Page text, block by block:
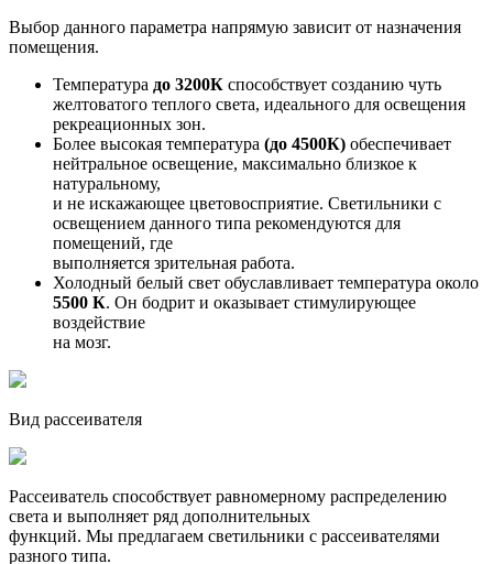
Выбор данного параметра напрямую зависит от назначения
помещения.
Температура до 3200К способствует созданию чуть
желтоватого теплого света, идеального для освещения
рекреационных зон.
Более высокая температура (до 4500К) обеспечивает
нейтральное освещение, максимально близкое к
натуральному,
и не искажающее цветовосприятие. Светильники с
освещением данного типа рекомендуются для
помещений, где
выполняется зрительная работа.
Холодный белый свет обуславливает температура около
5500 К. Он бодрит и оказывает стимулирующее
воздействие
на мозг.
Вид рассеивателя
Рассеиватель способствует равномерному распределению
света и выполняет ряд дополнительных
функций. Мы предлагаем светильники с рассеивателями
разного типа.